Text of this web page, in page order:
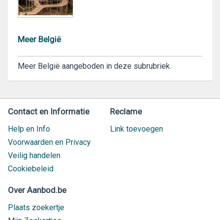
Meer België
Meer België aangeboden in deze subrubriek.
Contact en Informatie
Help en Info
Voorwaarden en Privacy
Veilig handelen
Cookiebeleid
Reclame
Link toevoegen
Over Aanbod.be
Plaats zoekertje